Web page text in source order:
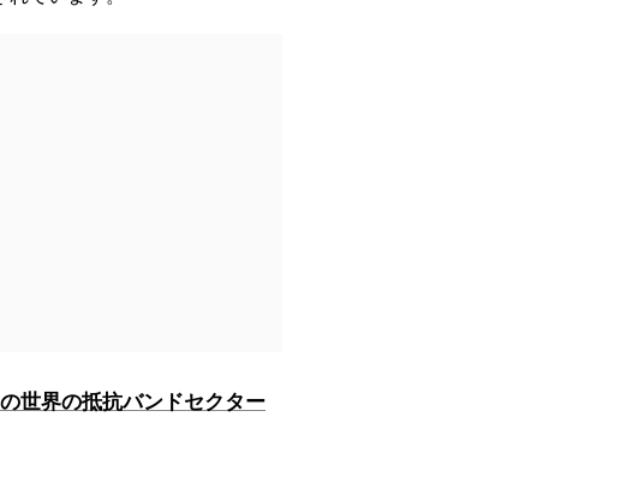
世界の抵抗バンドセクター